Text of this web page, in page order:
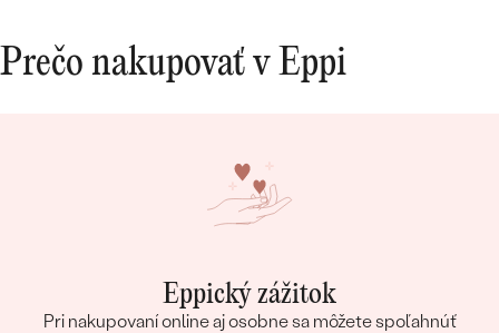
Prečo nakupovať v Eppi
Eppický zážitok
Pri nakupovaní online aj osobne sa môžete spoľahnúť